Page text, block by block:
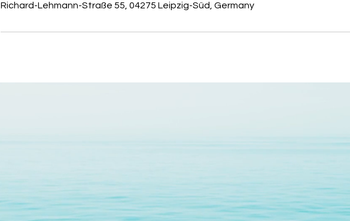
Richard-Lehmann-Straße 55, 04275 Leipzig-Süd, Germany